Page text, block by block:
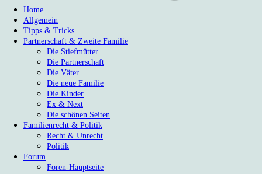
Home
Allgemein
Tipps & Tricks
Partnerschaft & Zweite Familie
Die Stiefmütter
Die Partnerschaft
Die Väter
Die neue Familie
Die Kinder
Ex & Next
Die schönen Seiten
Familienrecht & Politik
Recht & Unrecht
Politik
Forum
Foren-Hauptseite